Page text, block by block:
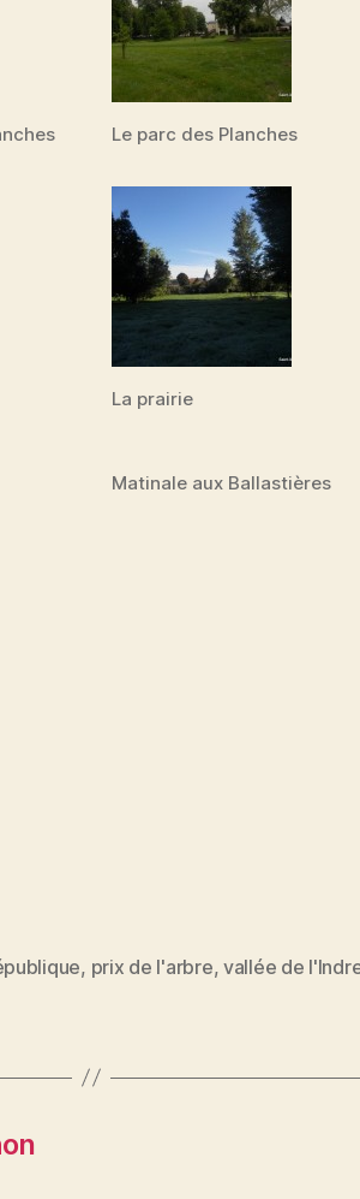
Le parc des Planches
La prairie
Matinale aux Ballastières
, prix de l'arbre, vallée de